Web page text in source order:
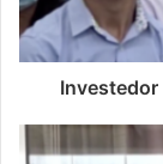
Investedor